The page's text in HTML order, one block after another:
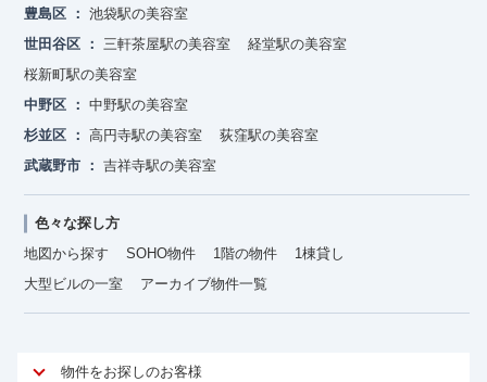
豊島区
池袋駅の美容室
世田谷区
三軒茶屋駅の美容室
経堂駅の美容室
桜新町駅の美容室
中野区
中野駅の美容室
杉並区
高円寺駅の美容室
荻窪駅の美容室
武蔵野市
吉祥寺駅の美容室
色々な探し方
地図から探す
SOHO物件 1階の物件
1棟貸し
大型ビルの一室
アーカイブ物件一覧
物件をお探しのお客様